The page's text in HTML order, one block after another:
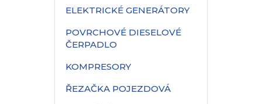
ELEKTRICKÉ GENERÁTORY
POVRCHOVÉ DIESELOVÉ
ČERPADLO
KOMPRESORY
ŘEZAČKA POJEZDOVÁ